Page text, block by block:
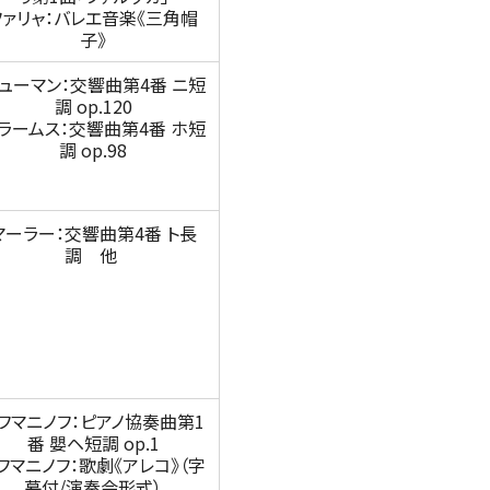
ムス
リャ：バレエ音楽《三角帽
子》
ーマン：交響曲第4番 ニ短
調 op.120
ームス：交響曲第4番 ホ短
調 op.98
ーラー：交響曲第4番 ト長
調 他
マニノフ：ピアノ協奏曲第1
番 嬰ヘ短調 op.1
マニノフ：歌劇《アレコ》（字